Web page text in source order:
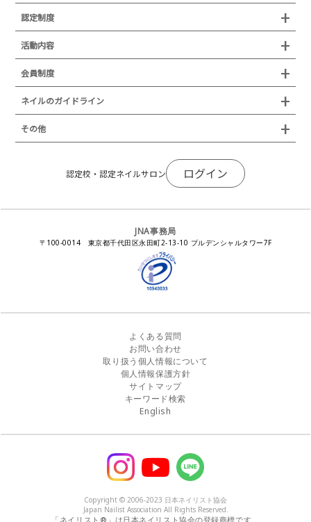
所在地
プレスリリース
叙勲・褒章・受賞・表彰
通常総会について
検定試験
JNAフットケア理論検定試験
ネイリスト技能検定試験（JNEC主催）
JNAネイリスト技能検定国際試験
JNAネイリストキャリアパス講習会
JNAオフィシャル教材
認定制度
認定制度
認定校
活動内容
ネイルエキスポ
ネイルオブザイヤー
全日本ネイリスト選手権・地区大会
11月ネイル月間
セミナー
セミナー
JNAスーパーライブ
ネイルサロン衛生管理士講習会
JNAネイルサロン等化学物質管理講習会
ネイルサロン向けセミナー
ネイルトレンド
ネイルトレンド
トレンドプロジェクトメンバー
会員制度
会員制度
法人会員
ネイルのガイドライン
新型コロナ感染症関連
コンプライアンス／法令遵守
瞬間接着剤の使用について
EUにおけるTPO成分を含む化粧品の市場提供禁止について
景品表示法に基づく措置命令について
その他
サポートネイルサロン制度
教材・書籍・刊行物
認定校・認定ネイルサロン ログイン
JNA事務局
〒100-0014 東京都千代田区永田町2-13-10 プルデンシャルタワー7F
よくある質問
お問い合わせ
取り扱う個人情報について
個人情報保護方針
サイトマップ
キーワード検索
English
Copyright © 2006-2023 日本ネイリスト協会
Japan Nailist Association All Rights Reserved.
「ネイリスト®」は日本ネイリスト協会の登録商標です。